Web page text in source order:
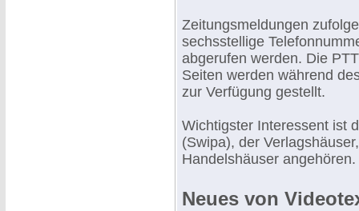
Zeitungsmeldungen
sechsstellige
abgerufen werden. Die
Seiten werden während
zur Verfügung gestellt.
Wichtigster Interessent ist
(Swipa), der
Handelshäuser angehören.
Neues von